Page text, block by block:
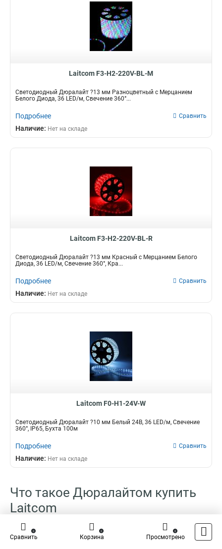
Laitcom F3-H2-220V-BL-M
Светодиодный Дюралайт ?13 мм Разноцветный с Мерцанием
Белого Диода, 36 LED/м, Свечение 360°...
Подробнее Сравнить
Наличие: Нет на складе
Laitcom F3-H2-220V-BL-R
Светодиодный Дюралайт ?13 мм Красный с Мерцанием Белого
Диода, 36 LED/м, Свечение 360°, Кра...
Подробнее Сравнить
Наличие: Нет на складе
Laitcom F0-H1-24V-W
Светодиодный Дюралайт ?10 мм Белый 24В, 36 LED/м, Свечение
360°, IP65, Бухта 100м
Подробнее Сравнить
Наличие: Нет на складе
Что такое Дюралайтом купить
Laitcom
Дюралайтом – это инноваторский материал, который завоевывает
все огромную популярность на рынке строй и материалов отделки. И
Сравнить
0
Корзина
0
Просмотрено
0